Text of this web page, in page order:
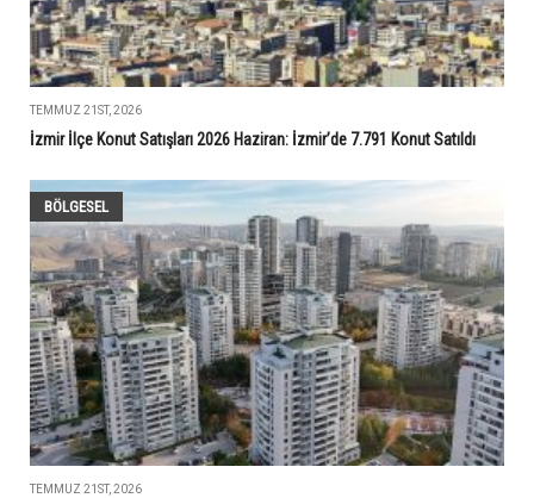
TEMMUZ 21ST, 2026
İzmir İlçe Konut Satışları 2026 Haziran: İzmir’de 7.791 Konut Satıldı
BÖLGESEL
TEMMUZ 21ST, 2026